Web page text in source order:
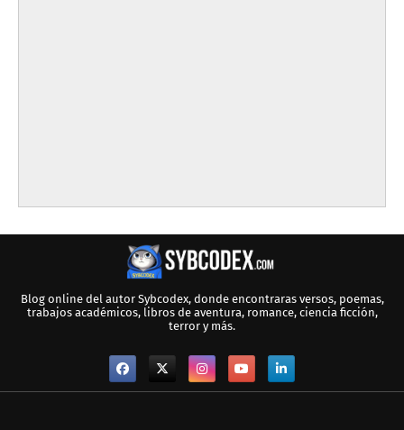
Blog online del autor Sybcodex, donde encontraras versos, poemas,
trabajos académicos, libros de aventura, romance, ciencia ficción,
terror y más.